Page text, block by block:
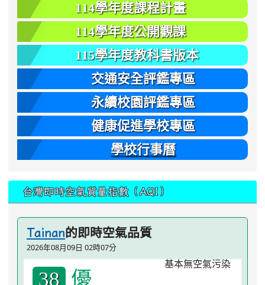
114學年度課程計畫
114學年度公開觀課
115學年度教科書版本
交通安全評鑑專區
永續校園評鑑專區
健康促進學校專區
學校行事曆
台灣即時空氣質量指數（AQI）
Tainan的即時空氣品質
2026年08月09日 02時07分
38 優